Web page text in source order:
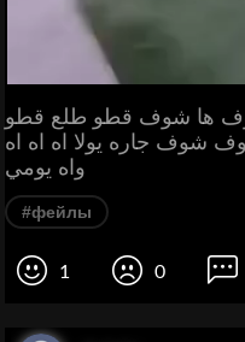
ها شوف قطو طلع قطو
شوف جاره يولا اه اه اه
واه يومي
#фейлы
1 0